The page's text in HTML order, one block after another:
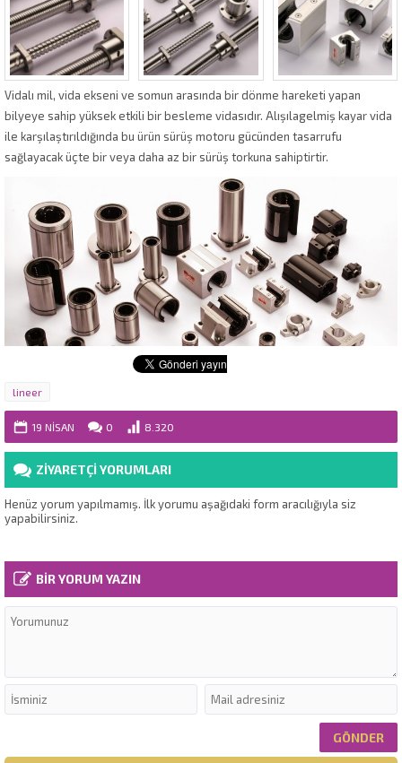
Vidalı mil, vida ekseni ve somun arasında bir dönme hareketi yapan
bilyeye sahip yüksek etkili bir besleme vidasıdır. Alışılagelmiş kayar vida
ile karşılaştırıldığında bu ürün sürüş motoru gücünden tasarrufu
sağlayacak üçte bir veya daha az bir sürüş torkuna sahiptirtir.
lineer
19 NISAN 0 8.320
ZİYARETÇİ YORUMLARI
Henüz yorum yapılmamış. İlk yorumu aşağıdaki form aracılığıyla siz
yapabilirsiniz.
BİR YORUM YAZIN